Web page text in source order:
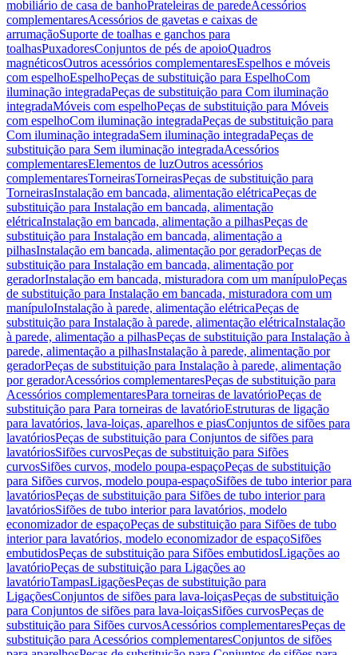
mobiliário de casa de banhoPrateleiras de paredeAcessórios
complementaresAcessórios de gavetas e caixas de
arrumaçãoSuporte de toalhas e ganchos para
toalhasPuxadoresConjuntos de pés de apoioQuadros
magnéticosOutros acessórios complementaresEspelhos e móveis
com espelhoEspelhoPeças de substituição para EspelhoCom
iluminação integradaPeças de substituição para Com iluminação
integradaMóveis com espelhoPeças de substituição para Móveis
com espelhoCom iluminação integradaPeças de substituição para
Com iluminação integradaSem iluminação integradaPeças de
substituição para Sem iluminação integradaAcessórios
complementaresElementos de luzOutros acessórios
complementaresTorneirasTorneirasPeças de substituição para
TorneirasInstalação em bancada, alimentação elétricaPeças de
substituição para Instalação em bancada, alimentação
elétricaInstalação em bancada, alimentação a pilhasPeças de
substituição para Instalação em bancada, alimentação a
pilhasInstalação em bancada, alimentação por geradorPeças de
substituição para Instalação em bancada, alimentação por
geradorInstalação em bancada, misturadora com um manípuloPeças
de substituição para Instalação em bancada, misturadora com um
manípuloInstalação à parede, alimentação elétricaPeças de
substituição para Instalação à parede, alimentação elétricaInstalação
à parede, alimentação a pilhasPeças de substituição para Instalação à
parede, alimentação a pilhasInstalação à parede, alimentação por
geradorPeças de substituição para Instalação à parede, alimentação
por geradorAcessórios complementaresPeças de substituição para
Acessórios complementaresPara torneiras de lavatórioPeças de
substituição para Para torneiras de lavatórioEstruturas de ligação
para lavatórios, lava-loiças, aparelhos e piasConjuntos de sifões para
lavatóriosPeças de substituição para Conjuntos de sifões para
lavatóriosSifões curvosPeças de substituição para Sifões
curvosSifões curvos, modelo poupa-espaçoPeças de substituição
para Sifões curvos, modelo poupa-espaçoSifões de tubo interior para
lavatóriosPeças de substituição para Sifões de tubo interior para
lavatóriosSifões de tubo interior para lavatórios, modelo
economizador de espaçoPeças de substituição para Sifões de tubo
interior para lavatórios, modelo economizador de espaçoSifões
embutidosPeças de substituição para Sifões embutidosLigações ao
lavatórioPeças de substituição para Ligações ao
lavatórioTampasLigaçõesPeças de substituição para
LigaçõesConjuntos de sifões para lava-loiçasPeças de substituição
para Conjuntos de sifões para lava-loiçasSifões curvosPeças de
substituição para Sifões curvosAcessórios complementaresPeças de
substituição para Acessórios complementaresConjuntos de sifões